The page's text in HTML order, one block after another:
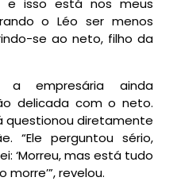
e isso está nos meus
o Léo ser menos
se ao neto, filho da
a empresária ainda
delicada com o neto.
questionou diretamente
“Ele perguntou sério,
‘Morreu, mas está tudo
revelou.